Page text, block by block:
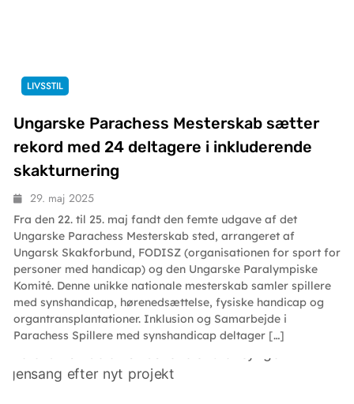
LIVSSTIL
Ungarske Parachess Mesterskab sætter
rekord med 24 deltagere i inkluderende
skakturnering
29. maj 2025
Fra den 22. til 25. maj fandt den femte udgave af det
Ungarske Parachess Mesterskab sted, arrangeret af
Ungarsk Skakforbund, FODISZ (organisationen for sport for
personer med handicap) og den Ungarske Paralympiske
Komité. Denne unikke nationale mesterskab samler spillere
med synshandicap, hørenedsættelse, fysiske handicap og
organtransplantationer. Inklusion og Samarbejde i
Parachess Spillere med synshandicap deltager […]